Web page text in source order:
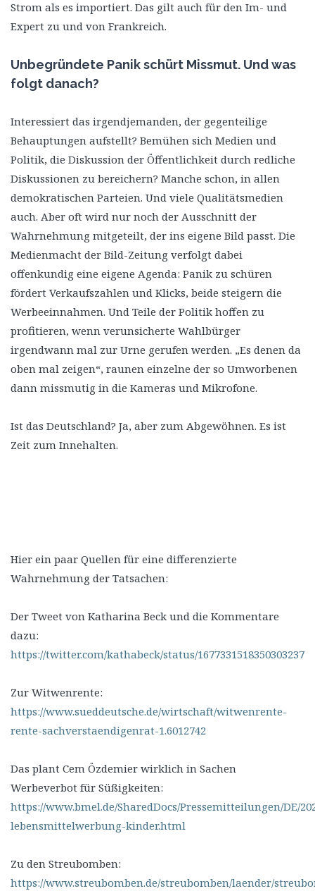
Strom als es importiert. Das gilt auch für den Im- und
Expert zu und von Frankreich.
Unbegründete Panik schürt Missmut. Und was
folgt danach?
Interessiert das irgendjemanden, der gegenteilige
Behauptungen aufstellt? Bemühen sich Medien und
Politik, die Diskussion der Öffentlichkeit durch redliche
Diskussionen zu bereichern? Manche schon, in allen
demokratischen Parteien. Und viele Qualitätsmedien
auch. Aber oft wird nur noch der Ausschnitt der
Wahrnehmung mitgeteilt, der ins eigene Bild passt. Die
Medienmacht der Bild-Zeitung verfolgt dabei
offenkundig eine eigene Agenda: Panik zu schüren
fördert Verkaufszahlen und Klicks, beide steigern die
Werbeeinnahmen. Und Teile der Politik hoffen zu
profitieren, wenn verunsicherte Wahlbürger
irgendwann mal zur Urne gerufen werden. „Es denen da
oben mal zeigen“, raunen einzelne der so Umworbenen
dann missmutig in die Kameras und Mikrofone.
Ist das Deutschland? Ja, aber zum Abgewöhnen. Es ist
Zeit zum Innehalten.
Hier ein paar Quellen für eine differenzierte
Wahrnehmung der Tatsachen:
Der Tweet von Katharina Beck und die Kommentare
dazu:
https://twitter.com/kathabeck/status/1677331518350303237
Zur Witwenrente:
https://www.sueddeutsche.de/wirtschaft/witwenrente-
rente-sachverstaendigenrat-1.6012742
Das plant Cem Özdemier wirklich in Sachen
Werbeverbot für Süßigkeiten:
https://www.bmel.de/SharedDocs/Pressemitteilungen/DE/
lebensmittelwerbung-kinder.html
Zu den Streubomben:
https://www.streubomben.de/streubomben/laender/